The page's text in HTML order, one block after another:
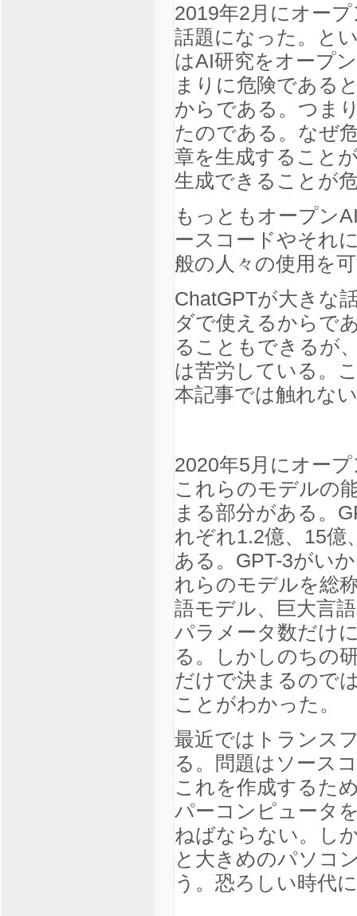
2019年2月にオー
話題になった。と
はAI研究をオープ
まりに危険である
からである。つま
たのである。なぜ
章を生成すること
生成できることが
もっともオープン
ースコードやそれ
般の人々の使用を
ChatGPTが大きな
ダで使えるからで
ることもできるが
は苦労している。
本記事では触れな
2020年5月にオー
これらのモデルの
まる部分がある。
れぞれ1.2億、15億
ある。GPT-3がい
れらのモデルを総
語モデル、巨大言
パラメータ数だけ
る。しかしのちの
だけで決まるので
ことがわかった。
最近ではトランス
る。問題はソース
これを作成するた
パーコンピュータ
ねばならない。し
と大きめのパソコ
う。恐ろしい時